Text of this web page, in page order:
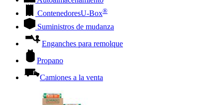
ContenedoresU-Box®
Suministros de mudanza
Enganches para remolque
Propano
Camiones a la venta